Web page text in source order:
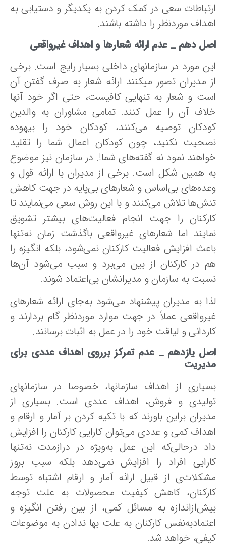
سعی‌ در کمک‌ کردن‌ به‌ یکدیگر و دستیابی به
موردنظر را داشته‌ باشند.
دهم _عدم ارائه شعارها و اهداف غیرواقعی
مورد در سازمانهای داخلی بسیار رایج است. برخی
مدیران تصور میکنند ارائه شعار به صرف گفتن آن
و شعار به تنهایی کافیست، حتی اگر خود آنها
آن را عمل کنند. تمامی مشاوران به والدین
توصیه می‌کنند، کودکان خود را بیهوده
نکنید، چون کودکان اعمال شما را تقلید
نمود نه گفته‌های شما!. در سازمان نیز موضوع
همین شکل است. برخی از مدیران‌ با ارائه‌ قول‌ و
بی‌اساس‌ و شعارهای‌ بی‌پایه‌ در جهت کاهش‌
تلاش می‌کنند و با این‌ روش سعی‌ می‌نمایند تا
را جهت انجام فعالیت‌های بیشتر تشویق
اما شعارهای‌ غیرواقعی باگذشت‌ زمان‌ نه‌تنها
افزایش‌ فعالیت‌ کارکنان‌ نمی‌شود، بلکه‌ انگیزه‌ را
در کارکنان‌ از بین می‌برد و سبب‌ می‌شود آن‌ها
به‌ سازمان‌ و مدیرانشان‌ بی‌اعتماد شوند.
به‌ مدیران‌ پیشنهاد می‌شود به‌جای‌ ارائه‌ شعارهای‌
عملاً‌ در جهت‌ موارد موردنظر گام‌ بردارند و
و لیاقت‌ خود را در عمل‌ به اثبات برسانند.
یازدهم _عدم تمرکز برروی اهداف عددی برای
از اهداف سازمانها، خصوصا در سازمانهای
و فروش، اهداف عددی است. بسیاری از
براین باورند که‌ با تکیه‌ کردن‌ بر آمار و ارقام‌ و
کمی و عددی می‌توان‌ کارایی‌ کارکنان‌ را افزایش‌
درحالی‌که‌ این‌ عمل‌ به‌ویژه‌ در درازمدت‌ نه‌تنها
افراد را افزایش‌ نمی‌دهد بلکه‌ سبب‌ بروز
از قبیل ارائه‌ آمار و ارقام‌ اشتباه توسط‌
کاهش‌ کیفیت‌ محصولات‌ به‌ علت‌ توجه‌
به‌ مسائل‌ کمی، از بین‌ رفتن‌ انگیزه‌ و
کارکنان‌ به‌ علت‌ بها ندادن‌ به‌ موضوعات
خواهد شد.